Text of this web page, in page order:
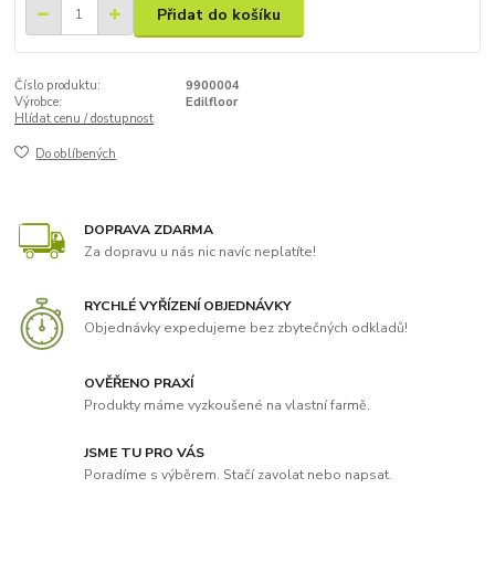
Přidat do košíku
Číslo produktu:
9900004
Výrobce:
Edilfloor
Hlídat cenu / dostupnost
Do oblíbených
DOPRAVA ZDARMA
Za dopravu u nás nic navíc neplatíte!
RYCHLÉ VYŘÍZENÍ OBJEDNÁVKY
Objednávky expedujeme bez zbytečných odkladů!
OVĚŘENO PRAXÍ
Produkty máme vyzkoušené na vlastní farmě.
JSME TU PRO VÁS
Poradíme s výběrem. Stačí zavolat nebo napsat.